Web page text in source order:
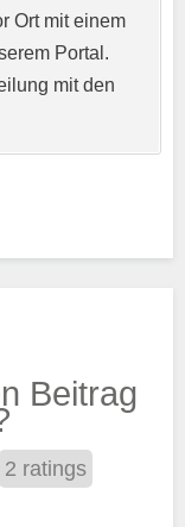
*
Ort mit einem
Portal.
mit den
Beitrag
2 ratings